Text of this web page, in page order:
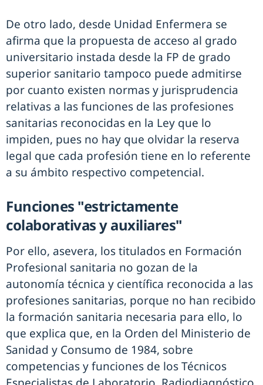
De otro lado, desde Unidad Enfermera se
afirma que la propuesta de acceso al grado
universitario instada desde la FP de grado
superior sanitario tampoco puede admitirse
por cuanto existen normas y jurisprudencia
relativas a las funciones de las profesiones
sanitarias reconocidas en la Ley que lo
impiden, pues no hay que olvidar la reserva
legal que cada profesión tiene en lo referente
a su ámbito respectivo competencial.
Funciones "estrictamente
colaborativas y auxiliares"
Por ello, asevera, los titulados en Formación
Profesional sanitaria no gozan de la
autonomía técnica y científica reconocida a las
profesiones sanitarias, porque no han recibido
la formación sanitaria necesaria para ello, lo
que explica que, en la Orden del Ministerio de
Sanidad y Consumo de 1984, sobre
competencias y funciones de los Técnicos